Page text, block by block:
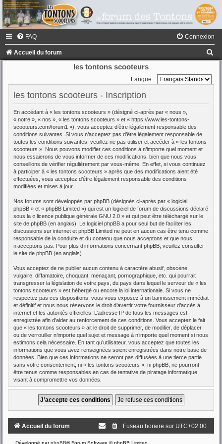
FAQ Connexion
Accueil du forum
les tontons scooteurs
Langue :
les tontons scooteurs - Inscription
En accédant à « les tontons scooteurs » (désigné ci-après par « nous »,
« notre », « nos », « les tontons scooteurs » et « https://www.les-tontons-
scooteurs.com/forum1 »), vous acceptez d’être légalement responsable des
conditions suivantes. Si vous n’acceptez pas d’être légalement responsable de
toutes les conditions suivantes, veuillez ne pas utiliser et accéder à « les tontons
scooteurs ». Nous pouvons modifier ces conditions à n’importe quel moment et
nous essaierons de vous informer de ces modifications, bien que nous vous
conseillons de vérifier régulièrement par vous-même. En effet, si vous continuez
à participer à « les tontons scooteurs » après que des modifications aient été
effectuées, vous acceptez d’être légalement responsable des conditions
modifiées et mises à jour.
Nos forums sont développés par phpBB (désignés ci-après par « logiciel
phpBB » et « phpBB Limited ») qui est un logiciel de forum de discussions déclaré
sous la « licence publique générale GNU 2.0 » et qui peut être téléchargé sur le
site de phpBB (en anglais). Le logiciel phpBB a pour seul but de faciliter les
discussions sur internet et phpBB Limited ne peut en aucun cas être tenu comme
responsable de la conduite et du contenu que nous acceptons et que nous
n’acceptons pas. Pour plus d’informations concernant phpBB, veuillez consulter
le site de phpBB (en anglais).
Vous acceptez de ne publier aucun contenu à caractère abusif, obscène,
vulgaire, diffamatoire, choquant, menaçant, pornographique, etc. qui pourrait
transgresser la législation de votre pays, du pays dans lequel le serveur de « les
tontons scooteurs » est hébergé ou encore la loi internationale. Si vous ne
respectez pas ces dispositions, vous vous exposez à un bannissement immédiat
et définitif et nous nous réservons le droit d’avertir votre fournisseur d’accès à
internet et les autorités officielles. L’adresse IP de tous les messages est
enregistrée afin d’aider au renforcement de ces conditions. Vous acceptez le fait
que « les tontons scooteurs » ait le droit de supprimer, de modifier, de déplacer
ou de verrouiller n’importe quel sujet et message à n’importe quel moment si nous
estimons cela nécessaire. En tant qu’utilisateur, vous acceptez que toutes les
informations que vous avez renseignées soient enregistrées dans notre base de
données. Bien que ces informations ne seront pas diffusées à une tierce partie
sans votre consentement, ni « les tontons scooteurs », ni phpBB, ne pourront
être tenus comme responsables en cas de tentative de piratage informatique
visant à compromettre vos données.
Accueil du forum Fuseau horaire sur UTC+02:00
Développé parphpBB® Forum Software © phpBB Limited